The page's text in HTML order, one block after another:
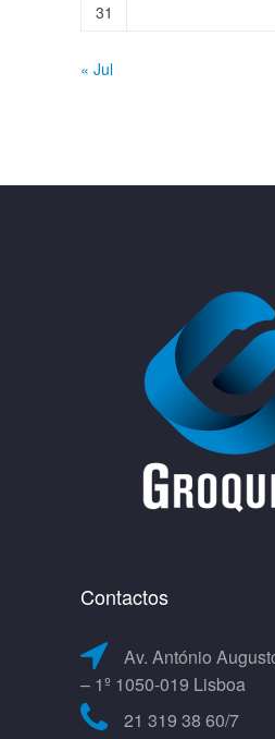
31
« Jul
Contactos
Av. António
– 1º 1050-019 Lisboa
21 319 38 60/7